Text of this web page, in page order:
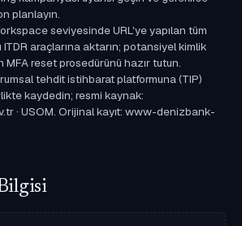
planlayın.
seviyesinde URL'ye yapılan tüm
ITDR araçlarına aktarın; potansiyel kimlik
MFA reset prosedürünü hazır tutun.
tehdit istihbarat platformuna (TIP)
kaydedin; resmi kaynak:
· USOM. Orijinal kayıt: www-denizbank-